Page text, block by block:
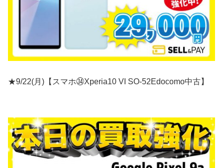
★9/22(月)【スマホ㉞Xperia10 VI SO-52Edocomo中古】